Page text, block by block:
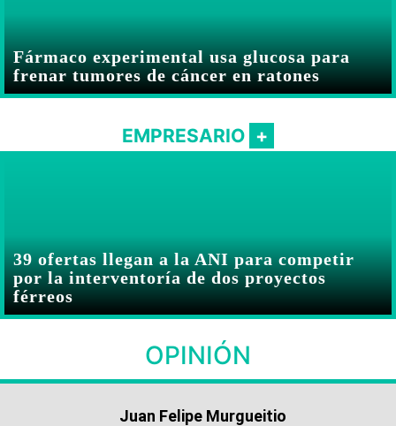
Fármaco experimental usa glucosa para
frenar tumores de cáncer en ratones
EMPRESARIO
39 ofertas llegan a la ANI para competir
por la interventoría de dos proyectos
férreos
OPINIÓN
Juan Felipe Murgueitio